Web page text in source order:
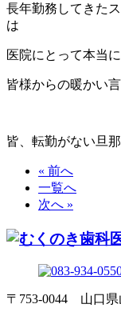
長年勤務してきた
は
医院にとって本当
皆様からの暖かい
皆、転勤がない旦
« 前へ
一覧へ
次へ »
〒753-0044 山口県